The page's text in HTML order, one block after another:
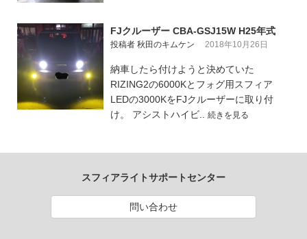
FJクルーザー CBA-GSJ15W H25年式
投稿者 秋田のキムケン 2018年10月26日
納車したら付けようと決めていた
RIZING2の6000Kとフォグ用スフィア
LEDの3000KをFJクルーザーに取り付
け。 アシストハイビ.. 続きを見る
スフィアライトサポートセンター
問い合わせ